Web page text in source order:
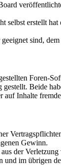
erstellt
sind,
Foren-
Beide
auf Inhalte
Gewinn.
der
im übrigen